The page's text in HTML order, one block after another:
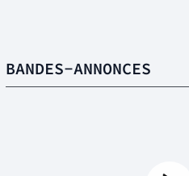
BANDES-ANNONCES